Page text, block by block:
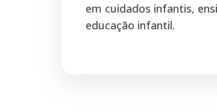
em cuidados infantis,
educação infantil.